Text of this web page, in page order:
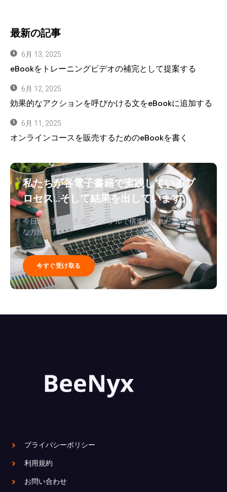
最新の記事
6月 13, 2025
eBookをトレーニングビデオの補完として提案する
6月 12, 2025
効果的なアクションを呼びかける文をeBookに追加する
6月 11, 2025
オンラインコースを販売するためのeBookを書く
私たちが各電子書籍で実践しているプ
ロセス…そして結果を出しています。
今日から実践できる、シンプルで構造化された再現可能
な方法です。
今すぐ受け取る
プライバシーポリシー
利用規約
お問い合わせ